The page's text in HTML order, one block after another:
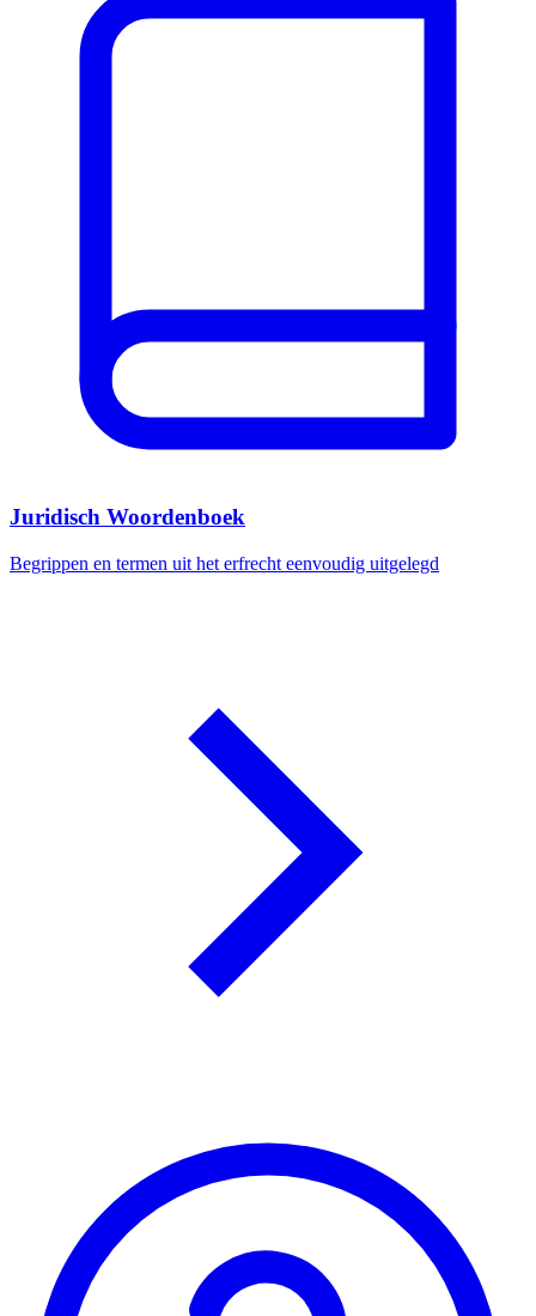
Juridisch Woordenboek
Begrippen en termen uit het erfrecht eenvoudig uitgelegd